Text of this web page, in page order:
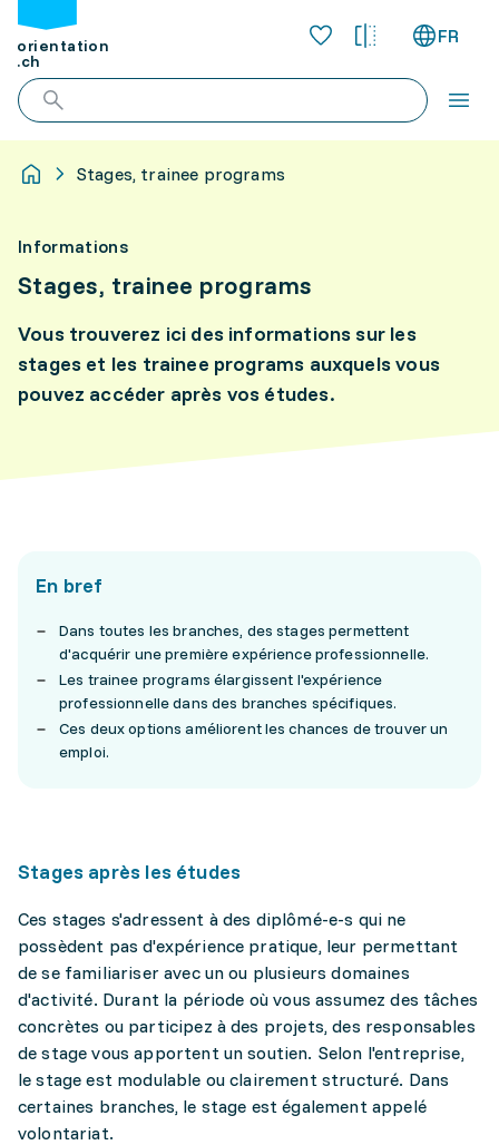
orientation
.ch
FR
Stages, trainee programs
Informations
Stages, trainee programs
Vous trouverez ici des informations sur les
stages et les trainee programs auxquels vous
pouvez accéder après vos études.
En bref
Dans toutes les branches, des stages permettent
d'acquérir une première expérience professionnelle.
Les trainee programs élargissent l'expérience
professionnelle dans des branches spécifiques.
Ces deux options améliorent les chances de trouver un
emploi.
Stages après les études
Ces stages s'adressent à des diplômé-e-s qui ne
possèdent pas d'expérience pratique, leur permettant
de se familiariser avec un ou plusieurs domaines
d'activité. Durant la période où vous assumez des tâches
concrètes ou participez à des projets, des responsables
de stage vous apportent un soutien. Selon l'entreprise,
le stage est modulable ou clairement structuré. Dans
certaines branches, le stage est également appelé
volontariat.